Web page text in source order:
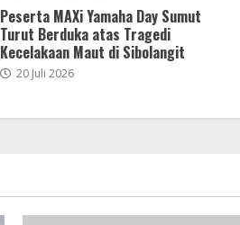
Peserta MAXi Yamaha Day Sumut
Turut Berduka atas Tragedi
Kecelakaan Maut di Sibolangit
20 Juli 2026